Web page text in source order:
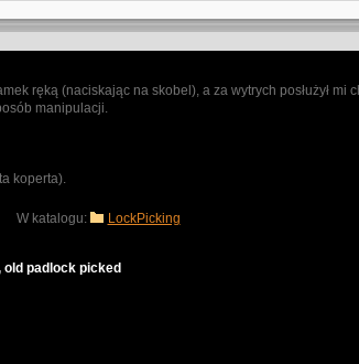
ręką (naciskając na skobel), a za wytrych posłużył mi
manipulacji.
koperta).
W katalogu: LockPicking
old padlock picked